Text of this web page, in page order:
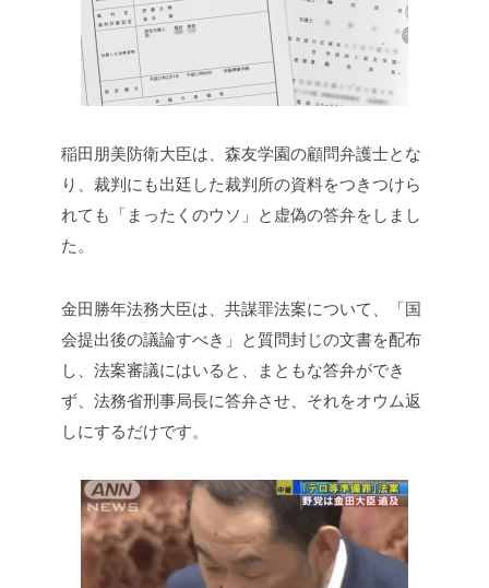
稲田朋美防衛大臣は、森友学園の顧問弁護士とな
り、裁判にも出廷した裁判所の資料をつきつけら
れても「まったくのウソ」と虚偽の答弁をしまし
た。
金田勝年法務大臣は、共謀罪法案について、「国
会提出後の議論すべき」と質問封じの文書を配布
し、法案審議にはいると、まともな答弁ができ
ず、法務省刑事局長に答弁させ、それをオウム返
しにするだけです。